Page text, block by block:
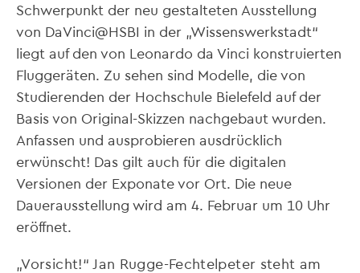
Schwerpunkt der neu gestalteten Ausstellung
von DaVinci@HSBI in der „Wissenswerkstadt“
liegt auf den von Leonardo da Vinci konstruierten
Fluggeräten. Zu sehen sind Modelle, die von
Studierenden der Hochschule Bielefeld auf der
Basis von Original-Skizzen nachgebaut wurden.
Anfassen und ausprobieren ausdrücklich
erwünscht! Das gilt auch für die digitalen
Versionen der Exponate vor Ort. Die neue
Dauerausstellung wird am 4. Februar um 10 Uhr
eröffnet.
„Vorsicht!“ Jan Rugge-Fechtelpeter steht am